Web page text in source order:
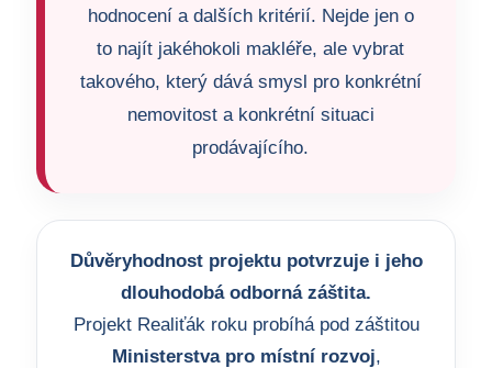
hodnocení a dalších kritérií. Nejde jen o
to najít jakéhokoli makléře, ale vybrat
takového, který dává smysl pro konkrétní
nemovitost a konkrétní situaci
prodávajícího.
Důvěryhodnost projektu potvrzuje i jeho
dlouhodobá odborná záštita.
Projekt Realiťák roku probíhá pod záštitou
Ministerstva pro místní rozvoj,